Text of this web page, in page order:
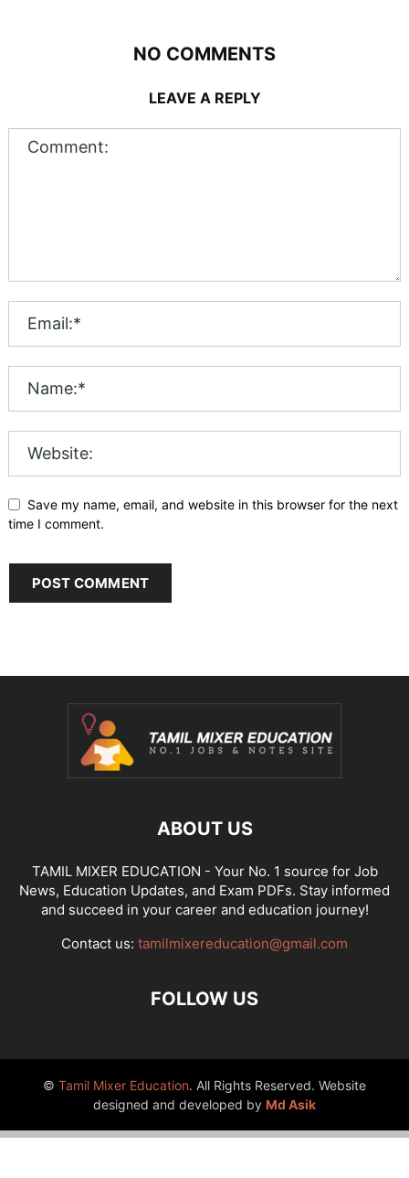
NO COMMENTS
LEAVE A REPLY
Save my name, email, and website in this browser for the next
time I comment.
ABOUT US
TAMIL MIXER EDUCATION - Your No. 1 source for Job
News, Education Updates, and Exam PDFs. Stay informed
and succeed in your career and education journey!
Contact us: tamilmixereducation@gmail.com
FOLLOW US
© Tamil Mixer Education. All Rights Reserved. Website
designed and developed by Md Asik